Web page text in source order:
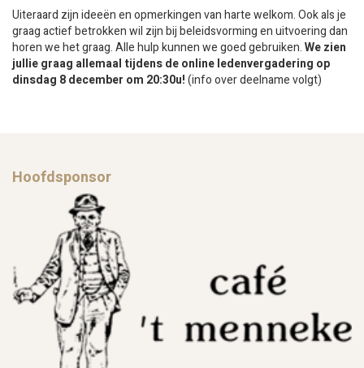
Uiteraard zijn ideeën en opmerkingen van harte welkom. Ook als je
graag actief betrokken wil zijn bij beleidsvorming en uitvoering dan
horen we het graag. Alle hulp kunnen we goed gebruiken.We zien
jullie graag allemaal tijdens de online ledenvergadering op
dinsdag 8 december om 20:30u!(info over deelname volgt)
Hoofdsponsor